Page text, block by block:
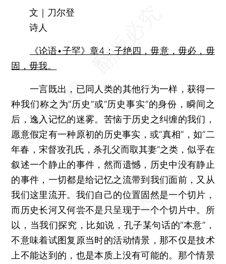
文｜刀尔登
诗人
《论语•子罕》章4：子绝四，毋意，毋必，毋
固，毋我。
一言既出，已同人类的其他行为一样，获得一
种我们称之为“历史”或“历史事实”的身份，瞬间之
后，逸入记忆的迷雾。苦恼于历史之纠缠的我们，
愿意假定有一种原初的历史事实，或“真相”，如“二
年春，宋督攻孔氏，杀孔父而取其妻”之类，似乎在
叙述一个静止的事件，然而遗憾，历史中没有静止
的事件，一切都是给记忆之流带到我们面前，又从
我们这里流开。我们自己的位置固然是一个切片，
而历史长河又何尝不是只呈现于一个个切片中。所
以，当我们探究，比如说，孔子某句话的“本意”，
不意味着试图复原当时的活动情景，那不仅是技术
上不能达到的，也是本质上没有可能的。那个情景